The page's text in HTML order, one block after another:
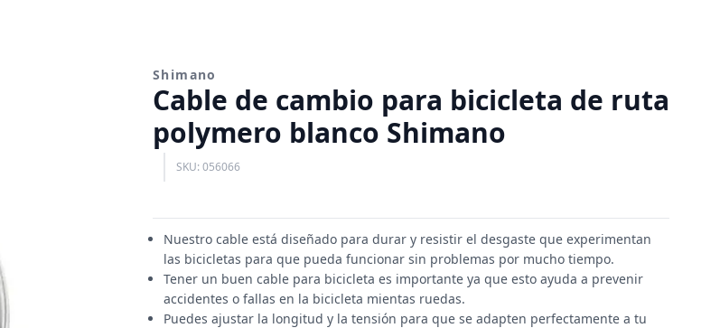
Shimano
Cable de cambio para bicicleta de ruta
polymero blanco Shimano
SKU: 056066
Nuestro cable está diseñado para durar y resistir el desgaste que experimentan
las bicicletas para que pueda funcionar sin problemas por mucho tiempo.
Tener un buen cable para bicicleta es importante ya que esto ayuda a prevenir
accidentes o fallas en la bicicleta mientas ruedas.
Puedes ajustar la longitud y la tensión para que se adapten perfectamente a tu